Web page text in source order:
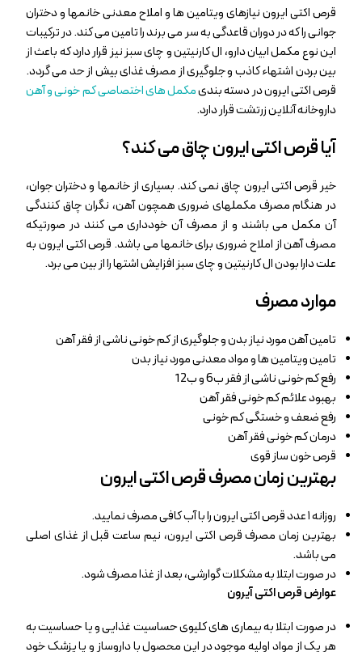
قرص اکتی ایرون نیازهای ویتامین ها و املاح معدنی خانمها و دختران
جوانی را که در دوران قاعدگی به سر می برند را تامین می کند. در ترکیبات
این نوع مکمل ابیان دارو، ال کارنیتین و چای سبز نیز قرار دارد که باعث از
بین بردن اشتهاء کاذب و جلوگیری از مصرف غذای بیش از حد می گردد.
قرص اکتی ایرون در دسته بندیمکمل های اختصاصی کم خونی و آهن
داروخانه آنلاین زرتشت قرار دارد.
آیا قرص اکتی ایرون چاق می کند؟
خیر قرص اکتی ایرون چاق نمی کند. بسیاری از خانمها و دختران جوان،
در هنگام مصرف مکملهای ضروری همچون آهن، نگران چاق کنندگی
آن مکمل می باشند و از مصرف آن خودداری می کنند در صورتیکه
مصرف آهن از املاح ضروری برای خانمها می باشد. قرص اکتی ایرون به
علت دارا بودن ال کارنیتین و چای سبز افزایش اشتها را از بین می برد.
موارد مصرف
تامین آهن مورد نیاز بدن و جلوگیری از کم خونی ناشی از فقر آهن
تامین ویتامین ها و مواد معدنی مورد نیاز بدن
رفع کم خونی ناشی از فقر ب6 و ب12
بهبود علائم کم خونی فقر آهن
رفع ضعف و خستگی کم خونی
درمان کم خونی فقر آهن
قرص خون ساز قوی
بهترین زمان مصرف قرص اکتی ایرون
روزانه ۱ عدد قرص اکتی ایرون را با آب کافی مصرف نمایید.
بهترین زمان مصرف قرص اکتی ایرون، نیم ساعت قبل از غذای اصلی
می باشد.
در صورت ابتلا به مشکلات گوارشی، بعد از غذا مصرف شود.
عوارض قرص اکتی آیرون
در صورت ابتلا به بیماری های کلیوی حساسیت غذایی و یا حساسیت به
هر یک از مواد اولیه موجود در این محصول با داروساز و یا پزشک خود